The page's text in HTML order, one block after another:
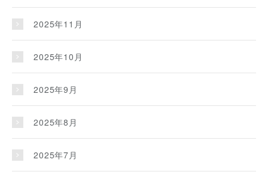
2025年11月
2025年10月
2025年9月
2025年8月
2025年7月